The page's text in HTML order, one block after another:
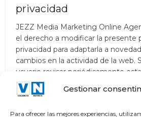
Gestionar
Para ofrecer las mejores experiencias,
privacidad
JEZZ Media Marketing Online
el derecho a modificar la presente
privacidad para adaptarla a
cambios en la actividad de la web.
usuario revisar periódicamente
Si tienes cualquier duda sobre esta